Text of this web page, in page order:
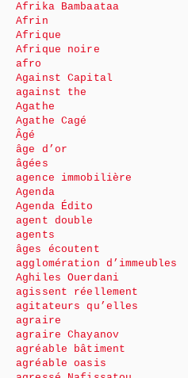
Afrika Bambaataa
Afrin
Afrique
Afrique noire
afro
Against Capital
against the
Agathe
Agathe Cagé
Âgé
âge d’or
âgées
agence immobilière
Agenda
Agenda Édito
agent double
agents
âges écoutent
agglomération d’immeubles
Aghiles Ouerdani
agissent réellement
agitateurs qu’elles
agraire
agraire Chayanov
agréable bâtiment
agréable oasis